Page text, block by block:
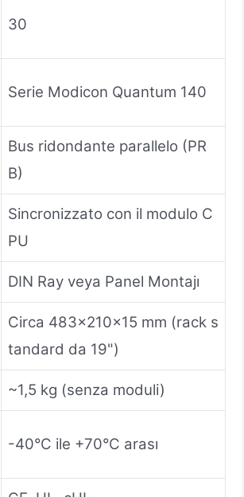
30
Serie Modicon Quantum 140
Bus ridondante parallelo (PR
B)
Sincronizzato con il modulo C
PU
DIN Ray veya Panel Montajı
Circa 483×210×15 mm (rack s
tandard da 19")
~1,5 kg (senza moduli)
-40°C ile +70°C arası